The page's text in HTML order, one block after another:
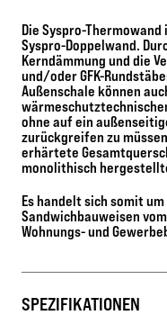
Die Syspro-
Syspro-Doppelwand.
Kerndämmung und die
und/oder GFK-
Außenschale können
ohne auf ein
zurückgreifen zu
erhärtete
monolithisch
Es handelt sich somit
Sandwichbauweisen
Wohnungs- und
SPEZIFIKATIONEN